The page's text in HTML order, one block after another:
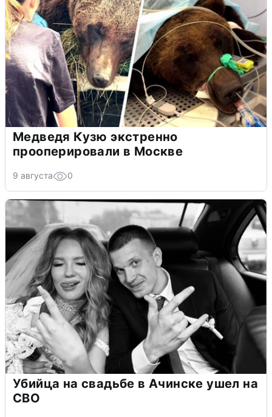
Медведя Кузю экстренно
прооперировали в Москве
9 августа 0
Убийца на свадьбе в Ачинске ушел на
СВО